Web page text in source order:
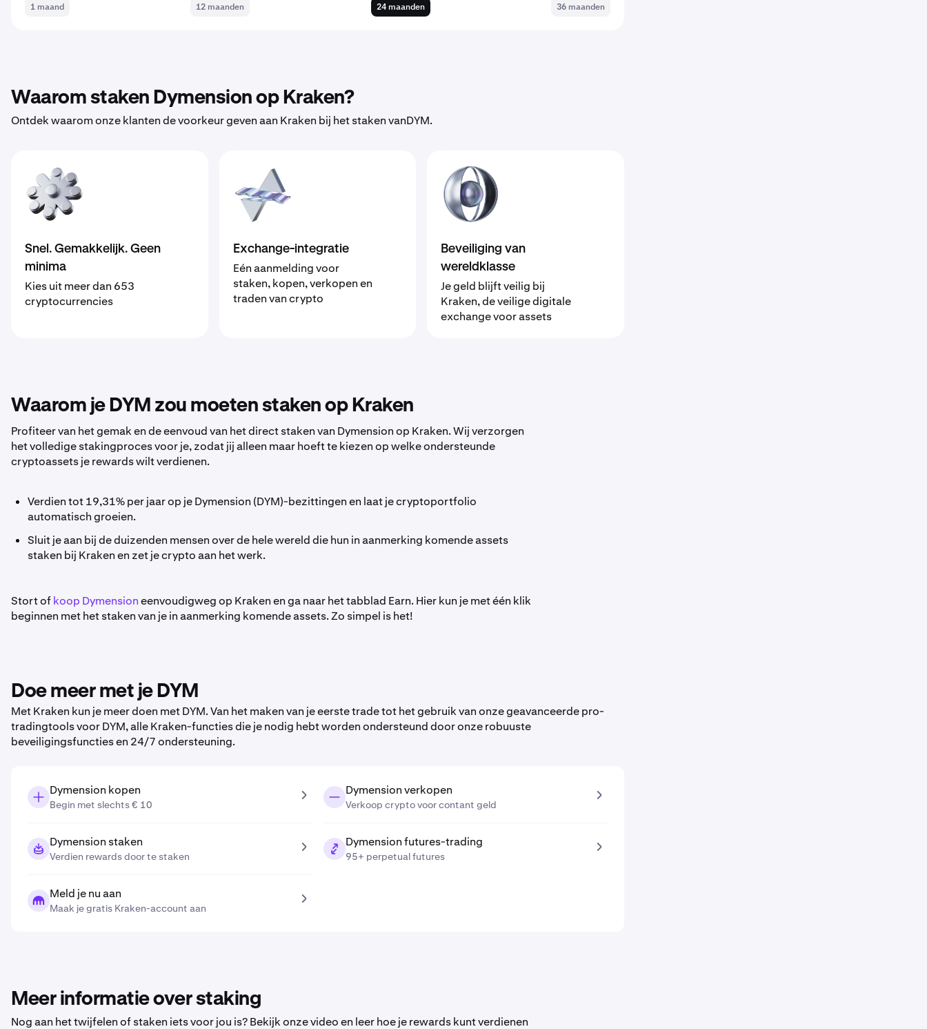
1 maand 12 maanden 24 maanden 36 maanden
Waarom staken Dymension op Kraken?
Ontdek waarom onze klanten de voorkeur geven aan Kraken bij het staken vanDYM.
Snel. Gemakkelijk. Geen
minima
Kies uit meer dan 653
cryptocurrencies
Exchange-integratie
Eén aanmelding voor
staken, kopen, verkopen en
traden van crypto
Beveiliging van
wereldklasse
Je geld blijft veilig bij
Kraken, de veilige digitale
exchange voor assets
Waarom je DYM zou moeten staken op Kraken
Profiteer van het gemak en de eenvoud van het direct staken van Dymension op Kraken. Wij verzorgen
het volledige stakingproces voor je, zodat jij alleen maar hoeft te kiezen op welke ondersteunde
cryptoassets je rewards wilt verdienen.
Verdien tot 19,31% per jaar op je Dymension (DYM)-bezittingen en laat je cryptoportfolio
automatisch groeien.
Sluit je aan bij de duizenden mensen over de hele wereld die hun in aanmerking komende assets
staken bij Kraken en zet je crypto aan het werk.
Stort ofkoop Dymensioneenvoudigweg op Kraken en ga naar het tabblad Earn. Hier kun je met één klik
beginnen met het staken van je in aanmerking komende assets. Zo simpel is het!
Doe meer met je DYM
Met Kraken kun je meer doen met DYM. Van het maken van je eerste trade tot het gebruik van onze geavanceerde pro-
tradingtools voor DYM, alle Kraken-functies die je nodig hebt worden ondersteund door onze robuuste
beveiligingsfuncties en 24/7 ondersteuning.
Dymension kopen
Begin met slechts € 10
Dymension verkopen
Verkoop crypto voor contant geld
Dymension staken
Verdien rewards door te staken
Dymension futures-trading
95+ perpetual futures
Meld je nu aan
Maak je gratis Kraken-account aan
Meer informatie over staking
Nog aan het twijfelen of staken iets voor jou is? Bekijk onze video en leer hoe je rewards kunt verdienen